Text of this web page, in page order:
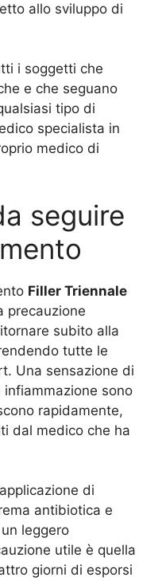
allo sviluppo di
i soggetti che
e che seguano
tipo di
specialista in
medico di
seguire
Filler Triennale
precauzione
subito alla
tutte le
Una sensazione di
sono
rapidamente,
dal medico che ha
di
antibiotica e
leggero
utile è quella
giorni di esporsi